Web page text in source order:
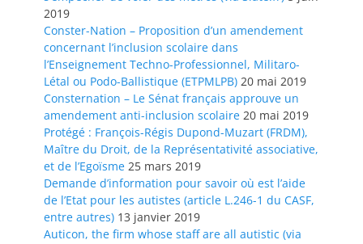
2019
Conster-Nation – Proposition d’un amendement
concernant l’inclusion scolaire dans
l’Enseignement Techno-Professionnel, Militaro-
Létal ou Podo-Ballistique (ETPMLPB) 20 mai 2019
Consternation – Le Sénat français approuve un
amendement anti-inclusion scolaire 20 mai 2019
Protégé : François-Régis Dupond-Muzart (FRDM),
Maître du Droit, de la Représentativité associative,
et de l’Egoïsme 25 mars 2019
Demande d’information pour savoir où est l’aide
de l’Etat pour les autistes (article L.246-1 du CASF,
entre autres) 13 janvier 2019
Auticon, the firm whose staff are all autistic (via